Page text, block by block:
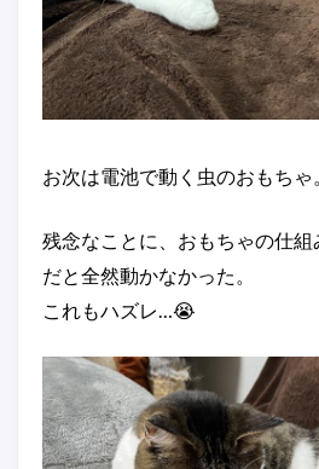
お次は電池で動く虫のおもちゃ
残念なことに、おもちゃの仕
だと全然動かなかった。
これもハズレ…😭